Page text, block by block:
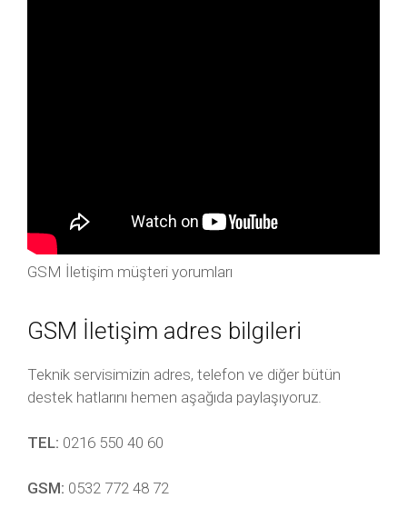
GSM İletişim müşteri yorumları
GSM İletişim adres bilgileri
Teknik servisimizin adres, telefon ve diğer bütün
destek hatlarını hemen aşağıda paylaşıyoruz.
TEL: 0216 550 40 60
GSM: 0532 772 48 72